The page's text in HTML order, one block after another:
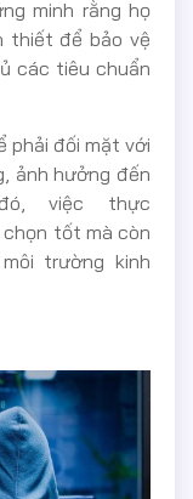
minh rằng họ
thiết để bảo vệ
các tiêu chuẩn
phải đối mặt với
ảnh hưởng đến
việc thực
tốt mà còn
trường kinh